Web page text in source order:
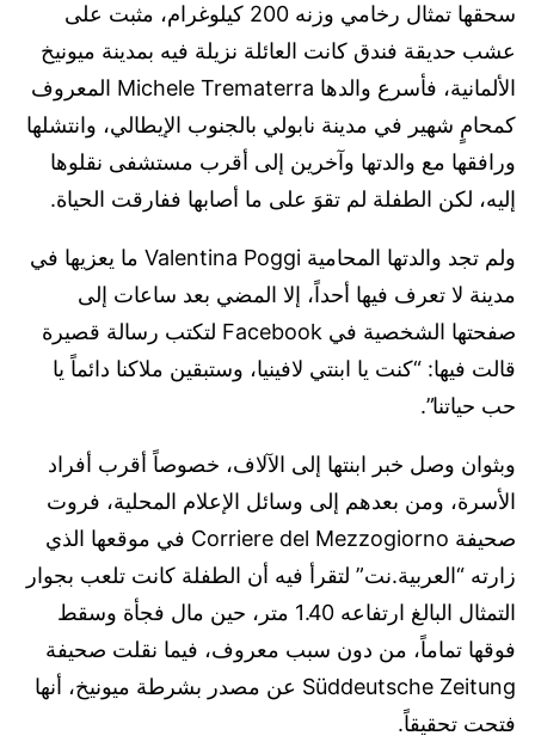
سحقها تمثال رخامي وزنه 200 كيلوغرام، مثبت على
عشب حديقة فندق كانت العائلة نزيلة فيه بمدينة ميونيخ
الألمانية، فأسرع والدها Michele Trematerra المعروف
كمحامٍ شهير في مدينة نابولي بالجنوب الإيطالي، وانتشلها
ورافقها مع والدتها وآخرين إلى أقرب مستشفى نقلوها
إليه، لكن الطفلة لم تقوَ على ما أصابها ففارقت الحياة.
ولم تجد والدتها المحامية Valentina Poggi ما يعزيها في
مدينة لا تعرف فيها أحداً، إلا المضي بعد ساعات إلى
صفحتها الشخصية في Facebook لتكتب رسالة قصيرة
قالت فيها: “كنت يا ابنتي لافينيا، وستبقين ملاكنا دائماً يا
حب حياتنا”.
وبثوان وصل خبر ابنتها إلى الآلاف، خصوصاً أقرب أفراد
الأسرة، ومن بعدهم إلى وسائل الإعلام المحلية، فروت
صحيفة Corriere del Mezzogiorno في موقعها الذي
زارته “العربية.نت” لتقرأ فيه أن الطفلة كانت تلعب بجوار
التمثال البالغ ارتفاعه 1.40 متر، حين مال فجأة وسقط
فوقها تماماً، من دون سبب معروف، فيما نقلت صحيفة
Süddeutsche Zeitung عن مصدر بشرطة ميونيخ، أنها
فتحت تحقيقاً.